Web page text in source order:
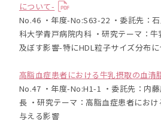
について-
No.46 ・年度-No:S63-22 ・委託先：
科大学青戸病院内科 ・研究テーマ：
及ぼす影響-特にHDL粒子サイズ分布
高脂血症患者における牛乳摂取の血清
No.47 ・年度-No:H1-1 ・委託先：内
長 ・研究テーマ：高脂血症患者にお
与える影響